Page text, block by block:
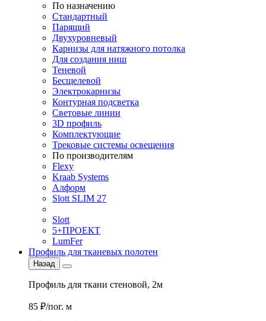
По назначению
Стандартный
Парящий
Двухуровневый
Карнизы для натяжного потолка
Для создания ниш
Теневой
Бесщелевой
Электрокарнизы
Контурная подсветка
Световые линии
3D профиль
Комплектующие
Трековые системы освещения
По производителям
Flexy
Kraab Systems
Алформ
Slott SLIM 27
Slott
5+ПРОЕКТ
LumFer
Профиль для тканевых полотен
Назад
Профиль для ткани стеновой, 2м
85 ₽/пог. м